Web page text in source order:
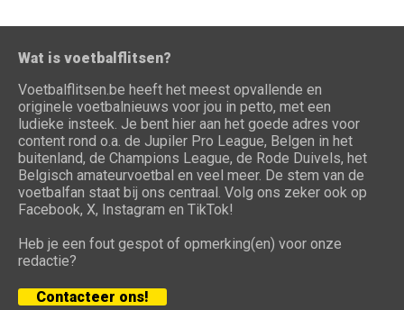
Wat is voetbalflitsen?
Voetbalflitsen.be heeft het meest opvallende en
originele voetbalnieuws voor jou in petto, met een
ludieke insteek. Je bent hier aan het goede adres voor
content rond o.a. de Jupiler Pro League, Belgen in het
buitenland, de Champions League, de Rode Duivels, het
Belgisch amateurvoetbal en veel meer. De stem van de
voetbalfan staat bij ons centraal. Volg ons zeker ook op
Facebook, X, Instagram en TikTok!
Heb je een fout gespot of opmerking(en) voor onze
redactie?
Contacteer ons!